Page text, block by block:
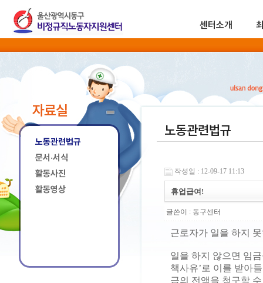
센터소개
자료실
노동관련법규
문서·서식
활동사진
활동영상
노동관련법규
작성일 : 12-09-17 11:13
휴업급여!
글쓴이 : 동구센터
근로자가 일을 하지
일을 하지 않으면 임
책사유’로 이를 받아
금의 전액을 청구할